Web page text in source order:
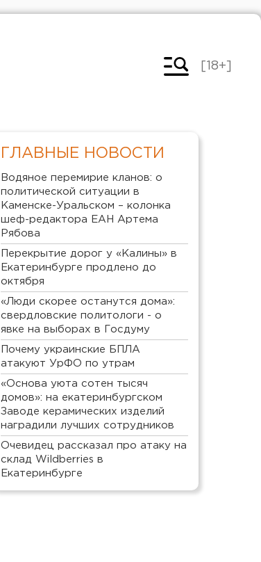
[18+]
ГЛАВНЫЕ НОВОСТИ
Водяное перемирие кланов: о
политической ситуации в
Каменске-Уральском – колонка
шеф-редактора ЕАН Артема
Рябова
Перекрытие дорог у «Калины» в
Екатеринбурге продлено до
октября
«Люди скорее останутся дома»:
свердловские политологи - о
явке на выборах в Госдуму
Почему украинские БПЛА
атакуют УрФО по утрам
«Основа уюта сотен тысяч
домов»: на екатеринбургском
Заводе керамических изделий
наградили лучших сотрудников
Очевидец рассказал про атаку на
склад Wildberries в
Екатеринбурге